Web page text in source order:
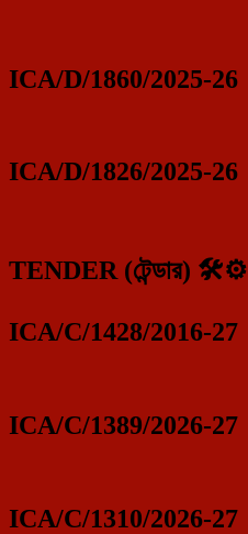
ICA/D/1860/2025-26
ICA/D/1826/2025-26
TENDER (টেন্ডার) 🛠️⚙️
ICA/C/1428/2016-27
ICA/C/1389/2026-27
ICA/C/1310/2026-27